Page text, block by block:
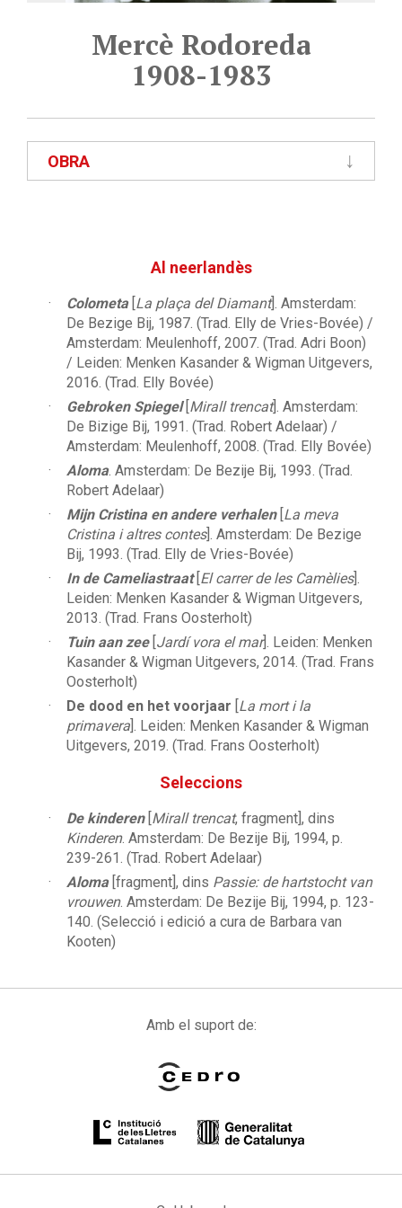
Mercè Rodoreda
1908-1983
OBRA
Al neerlandès
Colometa[La plaça del Diamant]. Amsterdam:
De Bezige Bij, 1987. (Trad. Elly de Vries-Bovée) /
Amsterdam: Meulenhoff, 2007. (Trad. Adri Boon)
/ Leiden: Menken Kasander & Wigman Uitgevers,
2016. (Trad. Elly Bovée)
Gebroken Spiegel [Mirall trencat]. Amsterdam:
De Bizige Bij, 1991. (Trad. Robert Adelaar) /
Amsterdam: Meulenhoff, 2008. (Trad. Elly Bovée)
Aloma. Amsterdam: De Bezije Bij, 1993. (Trad.
Robert Adelaar)
Mijn Cristina en andere verhalen[La meva
Cristina i altres contes]. Amsterdam: De Bezige
Bij, 1993. (Trad. Elly de Vries-Bovée)
In de Cameliastraat[El carrer de les Camèlies].
Leiden: Menken Kasander & Wigman Uitgevers,
2013. (Trad. Frans Oosterholt)
Tuin aan zee [Jardí vora el mar]. Leiden: Menken
Kasander & Wigman Uitgevers, 2014. (Trad. Frans
Oosterholt)
De dood en het voorjaar [La mort i la
primavera]. Leiden: Menken Kasander & Wigman
Uitgevers, 2019. (Trad. Frans Oosterholt)
Seleccions
De kinderen [Mirall trencat, fragment], dins
Kinderen. Amsterdam: De Bezije Bij, 1994, p.
239-261. (Trad. Robert Adelaar)
Aloma [fragment], dins Passie: de hartstocht van
vrouwen. Amsterdam: De Bezije Bij, 1994, p. 123-
140. (Selecció i edició a cura de Barbara van
Kooten)
Amb el suport de: